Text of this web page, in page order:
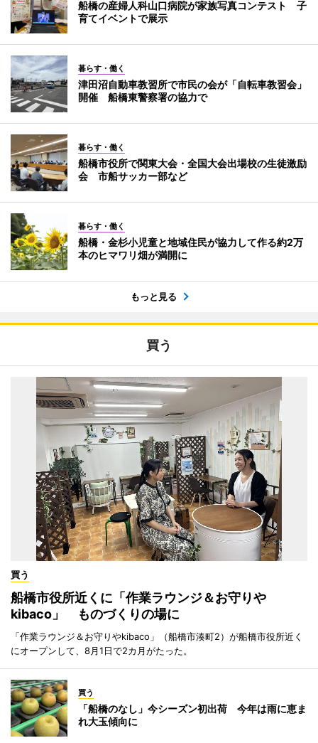
船橋の産婦人科山口病院が家族写真コンテスト 子
育てイベントで展示
暮らす・働く
津田沼自動車教習所で市民の会が「自転車教習会」
開催 船橋東警察署の協力で
暮らす・働く
船橋市役所で関東大会・全国大会出場校の生徒激励
会 市船サッカー部など
暮らす・働く
船橋・金杉小児童と地域住民が協力して作る約2万
本のヒマワリ畑が満開に
もっと見る
買う
買う
船橋市役所近くに「作業ラウンジ＆お守りや
kibaco」 ものづくりの場に
「作業ラウンジ＆お守りやkibaco」（船橋市湊町2）が船橋市役所近く
にオープンして、8月1日で2カ月がたった。
買う
「船橋のなし」今シーズン初出荷 今年は雨に恵ま
れ大玉傾向に